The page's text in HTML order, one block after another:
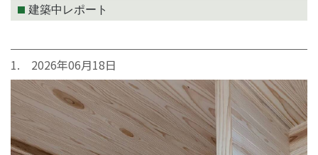
建築中レポート
1. 2026年06月18日